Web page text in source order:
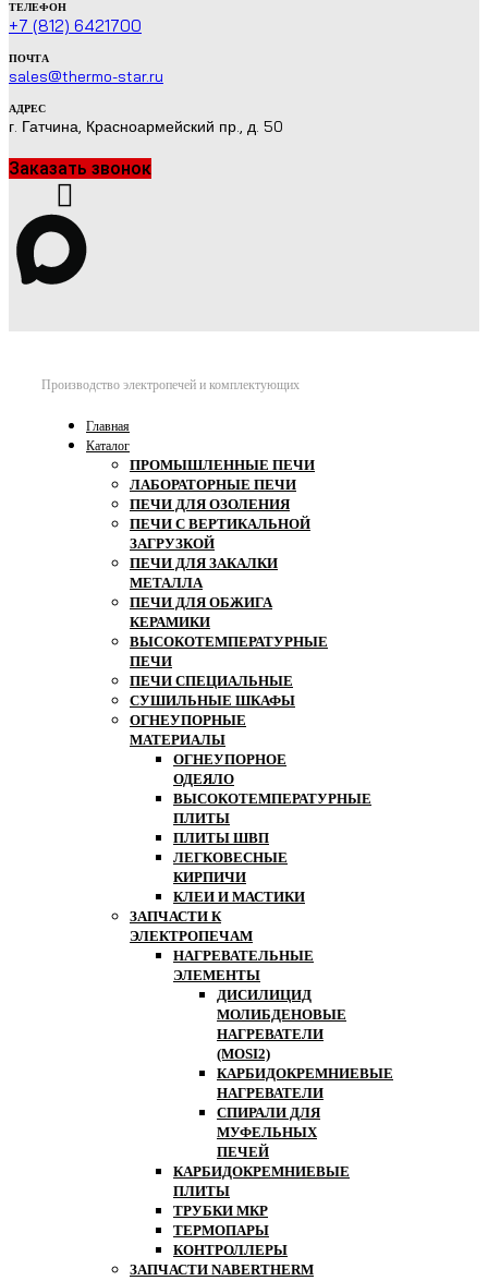
ТЕЛЕФОН
+7 (812) 6421700
ПОЧТА
sales@thermo-star.ru
АДРЕС
г. Гатчина, Красноармейский пр., д. 50
Заказать звонок
Производство электропечей и комплектующих
Главная
Каталог
ПРОМЫШЛЕННЫЕ ПЕЧИ
ЛАБОРАТОРНЫЕ ПЕЧИ
ПЕЧИ ДЛЯ ОЗОЛЕНИЯ
ПЕЧИ С ВЕРТИКАЛЬНОЙ
ЗАГРУЗКОЙ
ПЕЧИ ДЛЯ ЗАКАЛКИ
МЕТАЛЛА
ПЕЧИ ДЛЯ ОБЖИГА
КЕРАМИКИ
ВЫСОКОТЕМПЕРАТУРНЫЕ
ПЕЧИ
ПЕЧИ СПЕЦИАЛЬНЫЕ
СУШИЛЬНЫЕ ШКАФЫ
ОГНЕУПОРНЫЕ
МАТЕРИАЛЫ
ОГНЕУПОРНОЕ
ОДЕЯЛО
ВЫСОКОТЕМПЕРАТУРНЫЕ
ПЛИТЫ
ПЛИТЫ ШВП
ЛЕГКОВЕСНЫЕ
КИРПИЧИ
КЛЕИ И МАСТИКИ
ЗАПЧАСТИ К
ЭЛЕКТРОПЕЧАМ
НАГРЕВАТЕЛЬНЫЕ
ЭЛЕМЕНТЫ
ДИСИЛИЦИД
МОЛИБДЕНОВЫЕ
НАГРЕВАТЕЛИ
(MOSI2)
КАРБИДОКРЕМНИЕВЫЕ
НАГРЕВАТЕЛИ
СПИРАЛИ ДЛЯ
МУФЕЛЬНЫХ
ПЕЧЕЙ
КАРБИДОКРЕМНИЕВЫЕ
ПЛИТЫ
ТРУБКИ МКР
ТЕРМОПАРЫ
КОНТРОЛЛЕРЫ
ЗАПЧАСТИ NABERTHERM